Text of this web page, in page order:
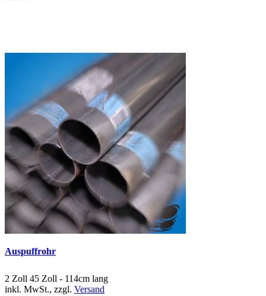
Auspuffrohr
2 Zoll 45 Zoll - 114cm lang
inkl. MwSt., zzgl. Versand